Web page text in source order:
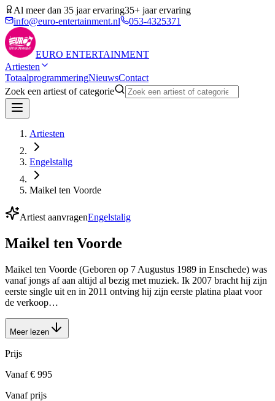
Al meer dan 35 jaar ervaring35+ jaar ervaring
info@euro-entertainment.nl
053-4325371
EURO ENTERTAINMENT
Artiesten
TotaalprogrammeringNieuwsContact
Zoek een artiest of categorie
Artiesten
Engelstalig
Maikel ten Voorde
Artiest aanvragenEngelstalig
Maikel ten Voorde
Maikel ten Voorde (Geboren op 7 Augustus 1989 in Enschede) was
vanaf jongs af aan altijd al bezig met muziek. Ik 2007 bracht hij zijn
eerste single uit en in 2011 ontving hij zijn eerste platina plaat voor
de verkoop…
Meer lezen
Prijs
Vanaf € 995
Vanaf prijs